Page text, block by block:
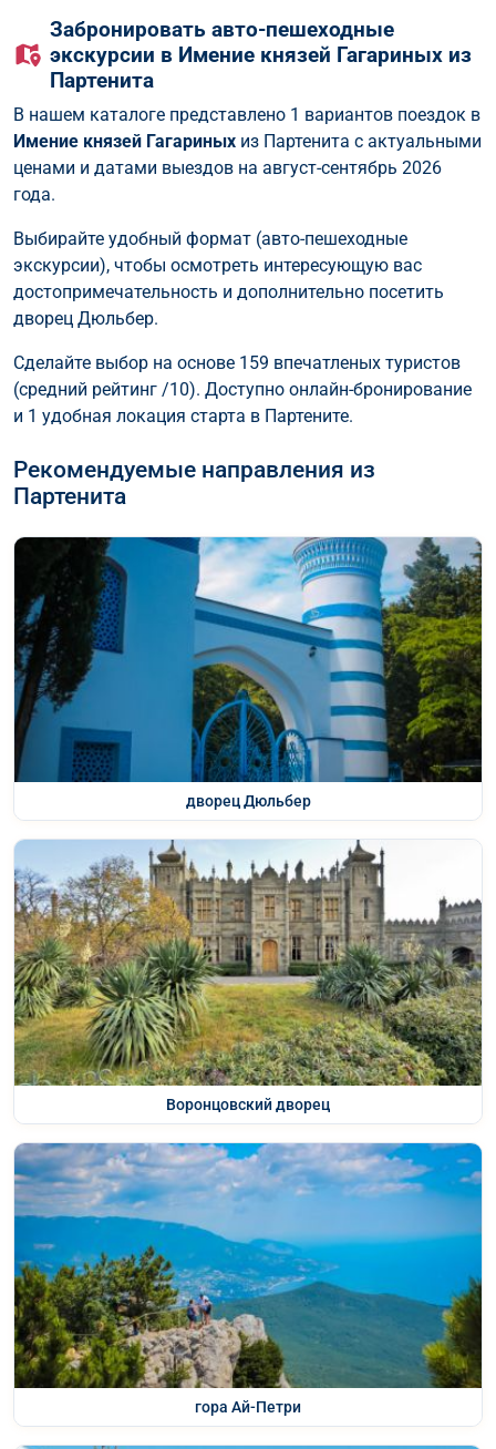
Забронировать авто-пешеходные
экскурсии в Имение князей Гагариных из
Партенита
В нашем каталоге представлено 1 вариантов поездок в
Имение князей Гагариных из Партенита с актуальными
ценами и датами выездов на август-сентябрь 2026
года.
Выбирайте удобный формат (авто-пешеходные
экскурсии), чтобы осмотреть интересующую вас
достопримечательность и дополнительно посетить
дворец Дюльбер.
Сделайте выбор на основе 159 впечатленых туристов
(средний рейтинг /10). Доступно онлайн-бронирование
и 1 удобная локация старта в Партените.
Рекомендуемые направления из
Партенита
дворец Дюльбер
Воронцовский дворец
гора Ай-Петри